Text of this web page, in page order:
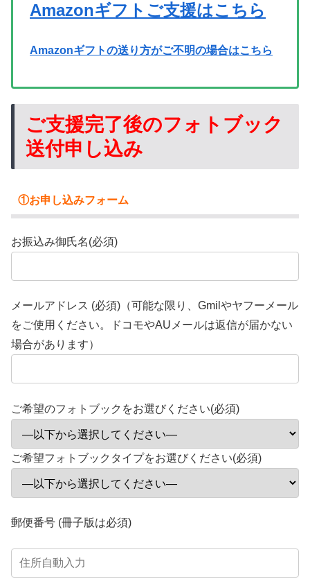
Amazonギフトご支援はこちら
Amazonギフトの送り方がご不明の場合はこちら
ご支援完了後のフォトブック
送付申し込み
①お申し込みフォーム
お振込み御氏名(必須)
メールアドレス (必須)（可能な限り、Gmilやヤフーメール
をご使用ください。ドコモやAUメールは返信が届かない
場合があります）
ご希望のフォトブックをお選びください(必須)
ご希望フォトブックタイプをお選びください(必須)
郵便番号 (冊子版は必須)